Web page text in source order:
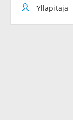
Ylläpitäjä